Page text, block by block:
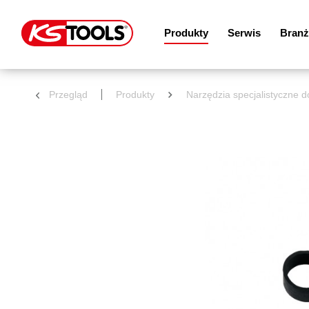
Produkty Serwis
Przegląd Produkty Narzędzia specjalistyczne